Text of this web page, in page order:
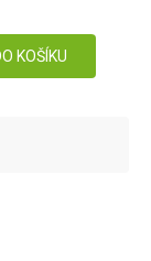
KOŠÍKU